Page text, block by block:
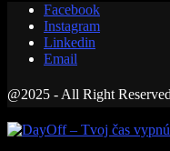
Facebook
Instagram
Linkedin
Email
@2025 - All Right